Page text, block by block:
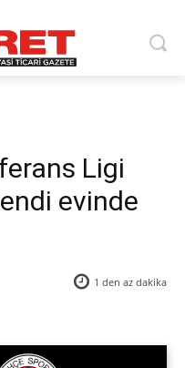
Ligi
evinde
1 den az dakika